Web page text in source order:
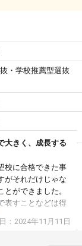
・学校推薦型選抜
大きく、成長する
校に合格できた事
がそれだけじゃな
とができました。
表すことなどは得
すことやコミュニ
でした。
：2024年11月11日